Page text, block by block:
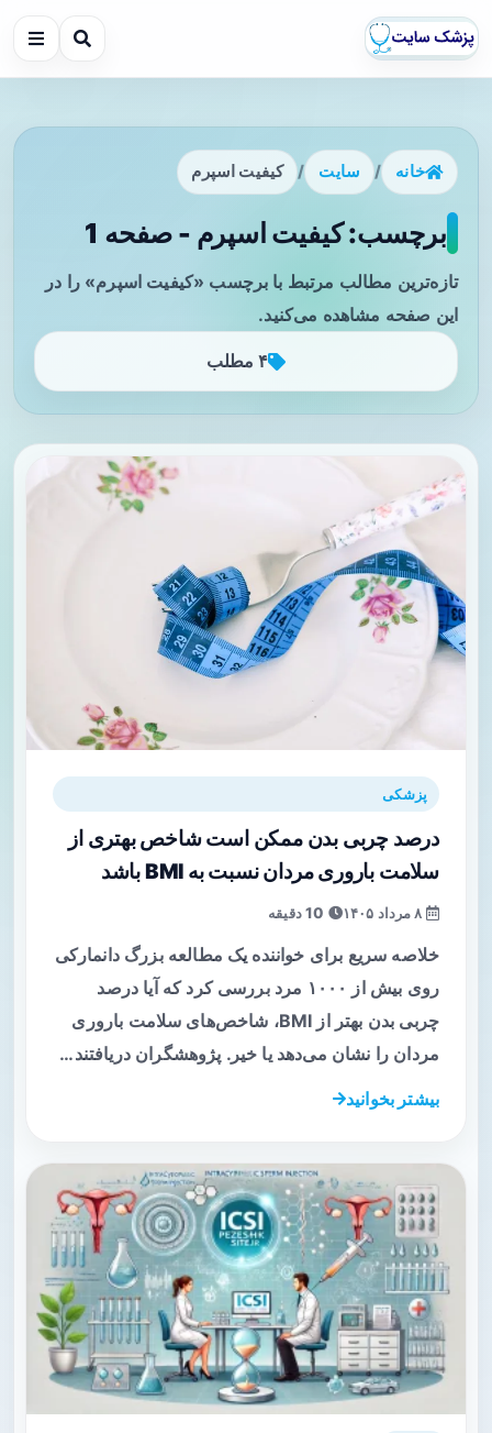
خانه / سایت / کیفیت اسپرم
برچسب: کیفیت اسپرم - صفحه 1
تازه‌ترین مطالب مرتبط با برچسب «کیفیت اسپرم» را در
این صفحه مشاهده می‌کنید.
۴ مطلب
پزشکی
درصد چربی بدن ممکن است شاخص بهتری از
سلامت باروری مردان نسبت به BMI باشد
خلاصه سریع برای خواننده یک مطالعه بزرگ دانمارکی
روی بیش از ۱۰۰۰ مرد بررسی کرد که آیا درصد
چربی بدن بهتر از BMI، شاخص‌های سلامت باروری
مردان را نشان می‌دهد یا خیر. پژوهشگران دریافتند…
بیشتر بخوانید